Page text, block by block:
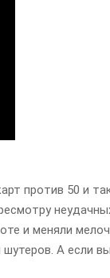
против 50 и
и меняли
А если